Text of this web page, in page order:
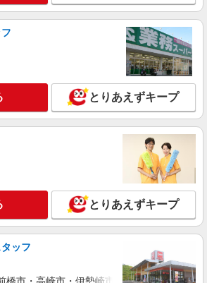
ード827）
場清掃
時給1,235円 高校生 時給1,235円
ライフ北赤羽店 東京都北区浮間3-2-9
詳細を見る
（店舗コード843）
円以上 日曜祝日は時給+100円
ライフアクトピア北赤羽店 東京都北区赤羽北
22 アクトピア参番館1階
詳細を見る
とりあえずキープ
とりあえずキープ
ッフ